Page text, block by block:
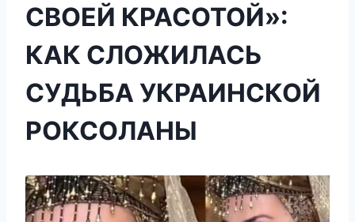
СВОЕЙ КРАСОТОЙ»:
КАК СЛОЖИЛАСЬ
СУДЬБА УКРАИНСКОЙ
РОКСОЛАНЫ